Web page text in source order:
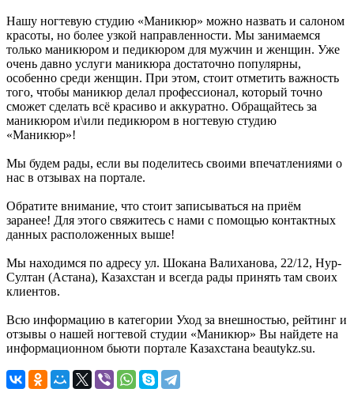
Нашу ногтевую студию «Маникюр» можно назвать и салоном
красоты, но более узкой направленности. Мы занимаемся
только маникюром и педикюром для мужчин и женщин. Уже
очень давно услуги маникюра достаточно популярны,
особенно среди женщин. При этом, стоит отметить важность
того, чтобы маникюр делал профессионал, который точно
сможет сделать всё красиво и аккуратно. Обращайтесь за
маникюром и\или педикюром в ногтевую студию
«Маникюр»!
Мы будем рады, если вы поделитесь своими впечатлениями о
нас в отзывах на портале.
Обратите внимание, что стоит записываться на приём
заранее! Для этого свяжитесь с нами с помощью контактных
данных расположенных выше!
Мы находимся по адресу ул. Шокана Валиханова, 22/12, Нур-
Султан (Астана), Казахстан и всегда рады принять там своих
клиентов.
Всю информацию в категории Уход за внешностью, рейтинг и
отзывы о нашей ногтевой студии «Маникюр» Вы найдете на
информационном бьюти портале Казахстана beautykz.su.